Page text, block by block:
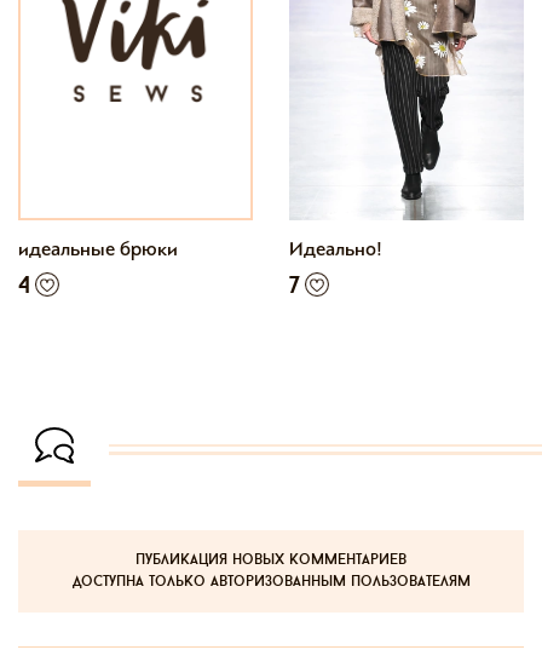
идеальные брюки
4
Идеально!
7
публикация новых комментариев
доступна только авторизованным пользователям